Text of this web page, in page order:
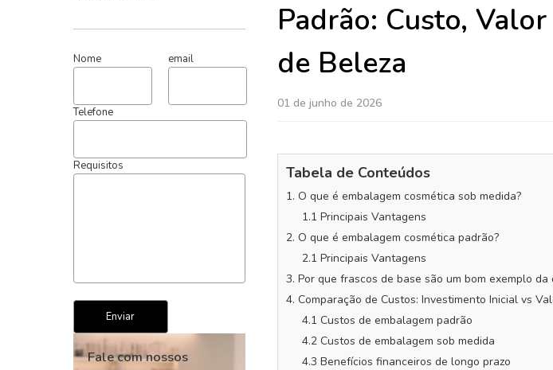
Padrão: Custo,
de Beleza
01 de junho de 2026
Tabela de Conteúdos
1. O que é embalagem cosmética sob medida?
1.1 Principais Vantagens
2. O que é embalagem cosmética padrão?
2.1 Principais Vantagens
3. Por que frascos de base são um bom exemplo
4. Comparação de Custos: Investimento Inicial vs
4.1 Custos de embalagem padrão
4.2 Custos de embalagem sob medida
4.3 Benefícios financeiros de longo prazo
Compartilhar:
Nome email
Telefone